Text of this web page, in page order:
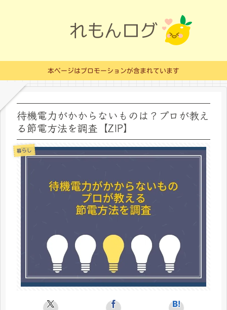
本ページはプロモーションが含まれています
待機電力がかからないものは？プロが教え
る節電方法を調査【ZIP】
暮らし